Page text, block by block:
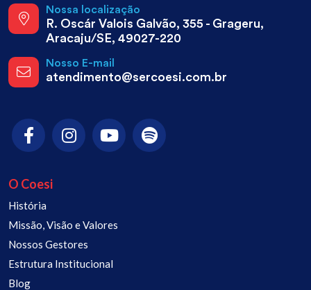
Nossa localização
R. Oscár Valois Galvão, 355 - Grageru,
Aracaju/SE, 49027-220
Nosso E-mail
atendimento@sercoesi.com.br
O Coesi
História
Missão, Visão e Valores
Nossos Gestores
Estrutura Institucional
Blog